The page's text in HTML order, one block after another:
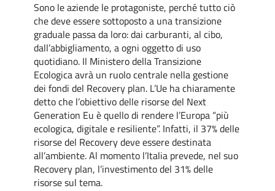
Sono le aziende le protagoniste, perché tutto ciò
che deve essere sottoposto a una transizione
graduale passa da loro: dai carburanti, al cibo,
dall’abbigliamento, a ogni oggetto di uso
quotidiano. Il Ministero della Transizione
Ecologica avrà un ruolo centrale nella gestione
dei fondi del Recovery plan. L’Ue ha chiaramente
detto che l’obiettivo delle risorse del Next
Generation Eu è quello di rendere l’Europa “più
ecologica, digitale e resiliente”. Infatti, il 37% delle
risorse del Recovery deve essere destinata
all’ambiente. Al momento l’Italia prevede, nel suo
Recovery plan, l’investimento del 31% delle
risorse sul tema.